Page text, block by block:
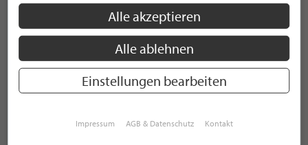
STILPUNKTE AUF
INSTAGRAM
Alle akzeptieren
Alle ablehnen
Einstellungen bearbeiten
Impressum AGB & Datenschutz Kontakt